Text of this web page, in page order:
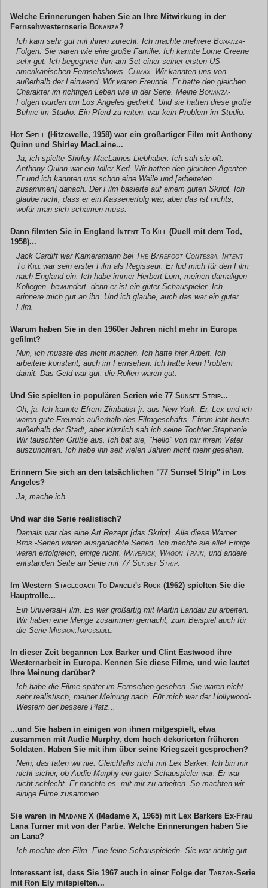
Welche Erinnerungen haben Sie an Ihre Mitwirkung in der
Fernsehwesternserie Bonanza?
Ich kam sehr gut mit ihnen zurecht. Ich machte mehrere Bonanza-
Folgen. Sie waren wie eine große Familie. Ich kannte Lorne Greene
sehr gut. Ich begegnete ihm am Set einer seiner ersten US-
amerikanischen Fernsehshows, Climax . Wir kannten uns von
außerhalb der Leinwand. Wir waren Freunde. Er hatte den gleichen
Charakter im richtigen Leben wie in der Serie. Meine Bonanza-
Folgen wurden um Los Angeles gedreht. Und sie hatten diese große
Bühne im Studio. Ein Pferd zu reiten, war kein Problem im Studio.
Hot Spell (Hitzewelle, 1958) war ein großartiger Film mit Anthony
Quinn und Shirley MacLaine...
Ja, ich spielte Shirley MacLaines Liebhaber. Ich sah sie oft.
Anthony Quinn war ein toller Kerl. Wir hatten den gleichen Agenten.
Er und ich kannten uns schon eine Weile und [arbeiteten
zusammen] danach. Der Film basierte auf einem guten Skript. Ich
glaube nicht, dass er ein Kassenerfolg war, aber das ist nichts,
wofür man sich schämen muss.
Dann filmten Sie in England Intent To Kill (Duell mit dem Tod,
1958)...
Jack Cardiff war Kameramann bei The Barefoot Contessa Intent
To Kill war sein erster Film als Regisseur. Er lud mich für den Film
nach England ein. Ich habe immer Herbert Lom, meinen damaligen
Kollegen, bewundert, denn er ist ein guter Schauspieler. Ich
erinnere mich gut an ihn. Und ich glaube, auch das war ein guter
Film.
Warum haben Sie in den 1960er Jahren nicht mehr in Europa
gefilmt?
Nun, ich musste das nicht machen. Ich hatte hier Arbeit. Ich
arbeitete konstant; auch im Fernsehen. Ich hatte kein Problem
damit. Das Geld war gut, die Rollen waren gut.
Und Sie spielten in populären Serien wie 77 Sunset Strip...
Oh, ja. Ich kannte Efrem Zimbalist jr. aus New York. Er, Lex und ich
waren gute Freunde außerhalb des Filmgeschäfts. Efrem lebt heute
außerhalb der Stadt, aber kürzlich sah ich seine Tochter Stephanie.
Wir tauschten Grüße aus. Ich bat sie, "Hello" von mir ihrem Vater
auszurichten. Ich habe ihn seit vielen Jahren nicht mehr gesehen.
Erinnern Sie sich an den tatsächlichen "77 Sunset Strip" in Los
Angeles?
Ja, mache ich.
Und war die Serie realistisch?
Damals war das eine Art Rezept [das Skript]. Alle diese Warner
Bros.-Serien waren ausgedachte Serien. Ich machte sie alle! Einige
waren erfolgreich, einige nicht. Maverick, Wagon Train, und andere
entstanden Seite an Seite mit 77 Sunset Strip.
Im Western Stagecoach To Dancer's Rock (1962) spielten Sie die
Hauptrolle...
Ein Universal-Film. Es war großartig mit Martin Landau zu arbeiten.
Wir haben eine Menge zusammen gemacht, zum Beispiel auch für
die Serie Mission:Impossible
In dieser Zeit begannen Lex Barker und Clint Eastwood ihre
Westernarbeit in Europa. Kennen Sie diese Filme, und wie lautet
Ihre Meinung darüber?
Ich habe die Filme später im Fernsehen gesehen. Sie waren nicht
sehr realistisch, meiner Meinung nach. Für mich war der Hollywood-
Western der bessere Platz...
...und Sie haben in einigen von ihnen mitgespielt, etwa
zusammen mit Audie Murphy, dem hoch dekorierten früheren
Soldaten. Haben Sie mit ihm über seine Kriegszeit gesprochen?
Nein, das taten wir nie. Gleichfalls nicht mit Lex Barker. Ich bin mir
nicht sicher, ob Audie Murphy ein guter Schauspieler war. Er war
nicht schlecht. Er mochte es, mit mir zu arbeiten. So machten wir
einige Filme zusammen.
Sie waren in Madame X (Madame X, 1965) mit Lex Barkers Ex-Frau
Lana Turner mit von der Partie. Welche Erinnerungen haben Sie
an Lana?
Ich mochte den Film. Eine feine Schauspielerin. Sie war richtig gut.
Interessant ist, dass Sie 1967 auch in einer Folge der Tarzan-Serie
mit Ron Ely mitspielten...